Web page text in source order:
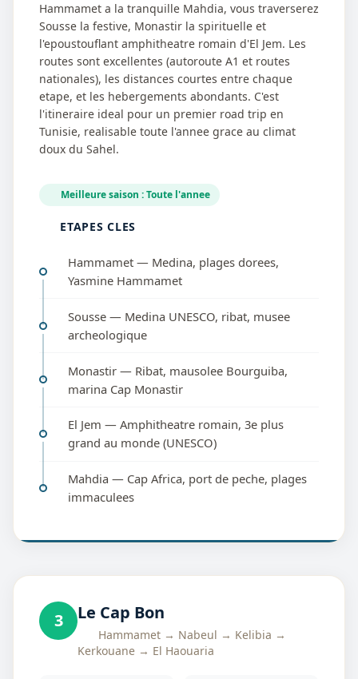
Hammamet a la tranquille Mahdia, vous traverserez
Sousse la festive, Monastir la spirituelle et
l'epoustouflant amphitheatre romain d'El Jem. Les
routes sont excellentes (autoroute A1 et routes
nationales), les distances courtes entre chaque
etape, et les hebergements abondants. C'est
l'itineraire ideal pour un premier road trip en
Tunisie, realisable toute l'annee grace au climat
doux du Sahel.
Meilleure saison : Toute l'annee
ETAPES CLES
Hammamet — Medina, plages dorees,
Yasmine Hammamet
Sousse — Medina UNESCO, ribat, musee
archeologique
Monastir — Ribat, mausolee Bourguiba,
marina Cap Monastir
El Jem — Amphitheatre romain, 3e plus
grand au monde (UNESCO)
Mahdia — Cap Africa, port de peche, plages
immaculees
3 Le Cap Bon
Hammamet → Nabeul → Kelibia →
Kerkouane → El Haouaria